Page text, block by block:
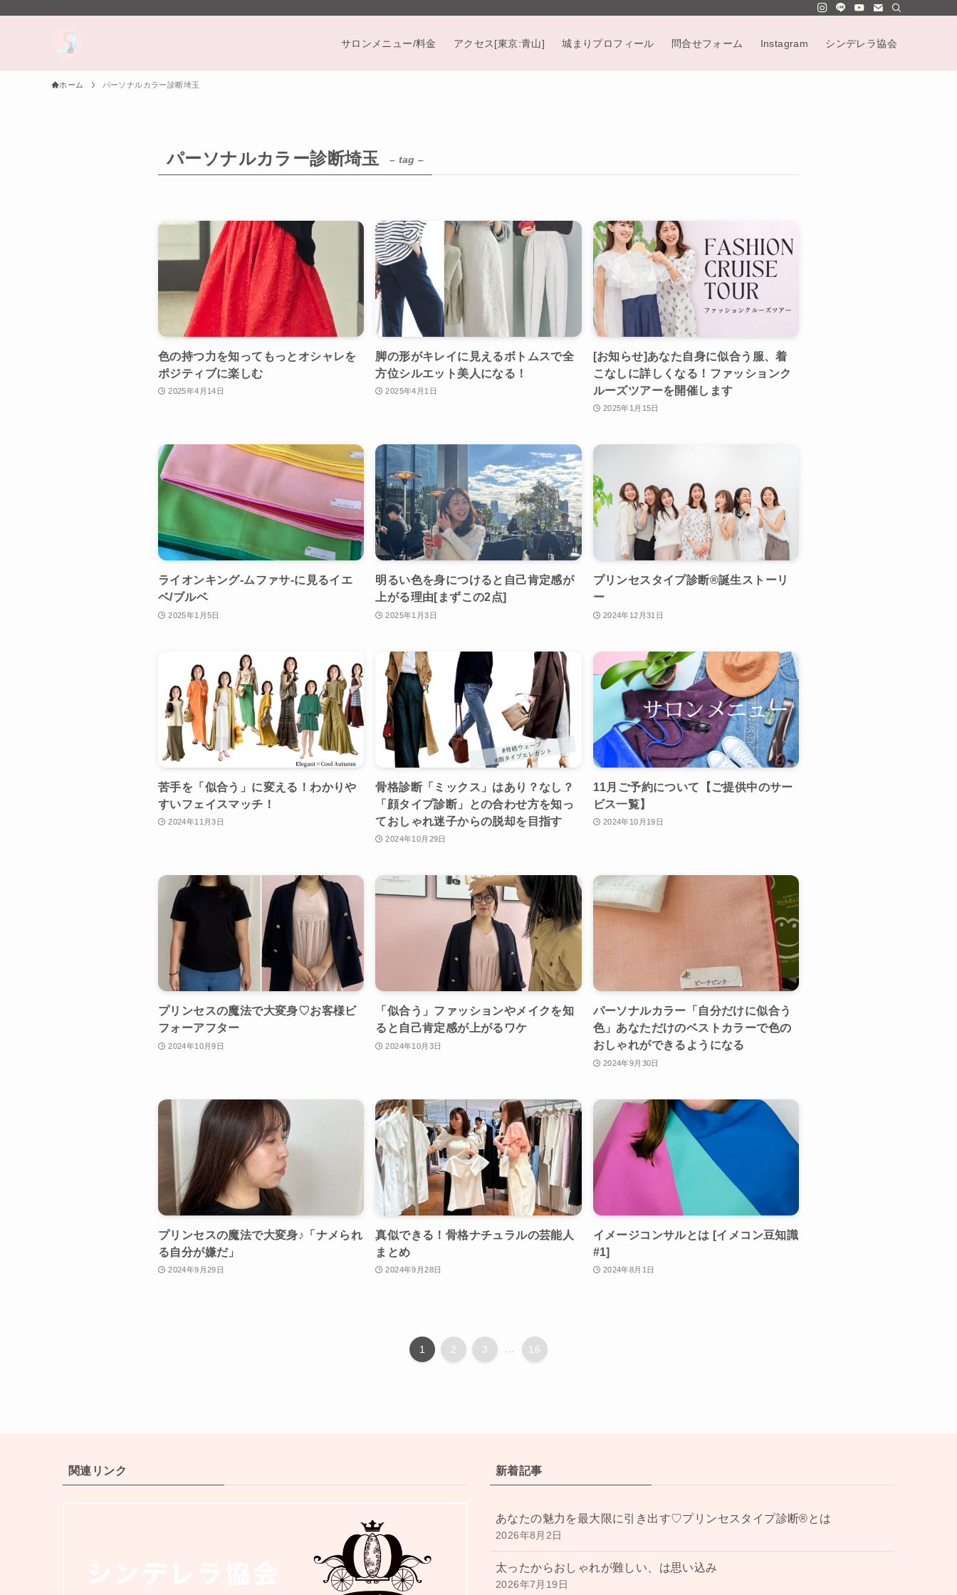
サロンメニュー/料金 アクセス[東京:青山] 城まりプロフィール 問合せフォーム Instagram シンデレラ協会
ホーム パーソナルカラー診断埼玉
パーソナルカラー診断埼玉 – tag –
色の持つ力を知ってもっとオシャレを
ポジティブに楽しむ
2025年4月14日
脚の形がキレイに見えるボトムスで全
方位シルエット美人になる！
2025年4月1日
[お知らせ]あなた自身に似合う服、着
こなしに詳しくなる！ファッションク
ルーズツアーを開催します
2025年1月15日
ライオンキング-ムファサ-に見るイエ
ベ/ブルベ
2025年1月5日
明るい色を身につけると自己肯定感が
上がる理由[まずこの2点]
2025年1月3日
プリンセスタイプ診断®︎誕生ストーリ
ー
2024年12月31日
苦手を「似合う」に変える！わかりや
すいフェイスマッチ！
2024年11月3日
骨格診断「ミックス」はあり？なし？
「顔タイプ診断」との合わせ方を知っ
ておしゃれ迷子からの脱却を目指す
2024年10月29日
11月ご予約について【ご提供中のサー
ビス一覧】
2024年10月19日
プリンセスの魔法で大変身♡お客様ビ
フォーアフター
2024年10月9日
「似合う」ファッションやメイクを知
ると自己肯定感が上がるワケ
2024年10月3日
パーソナルカラー「自分だけに似合う
色」あなただけのベストカラーで色の
おしゃれができるようになる
2024年9月30日
プリンセスの魔法で大変身♪「ナメられ
る自分が嫌だ」
2024年9月29日
真似できる！骨格ナチュラルの芸能人
まとめ
2024年9月28日
イメージコンサルとは [イメコン豆知識
#1]
2024年8月1日
1 2 3 ... 16
関連リンク 新着記事
あなたの魅力を最大限に引き出す♡プリンセスタイプ診断®︎とは
2026年8月2日
太ったからおしゃれが難しい、は思い込み
2026年7月19日